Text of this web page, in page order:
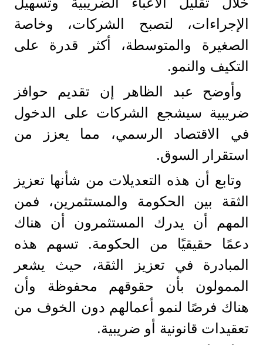
الإجراءات، لتصبح الشركات، وخاصة
الصغيرة والمتوسطة، أكثر قدرة على
التكيف والنمو.
وأوضح عبد الظاهر إن تقديم حوافز
ضريبية سيشجع الشركات على الدخول
في الاقتصاد الرسمي، مما يعزز من
استقرار السوق.
وتابع أن هذه التعديلات من شأنها تعزيز
الثقة بين الحكومة والمستثمرين، فمن
المهم أن يدرك المستثمرون أن هناك
دعمًا حقيقيًا من الحكومة. تسهم هذه
المبادرة في تعزيز الثقة، حيث يشعر
الممولون بأن حقوقهم محفوظة وأن
هناك فرصًا لنمو أعمالهم دون الخوف من
تعقيدات قانونية أو ضريبية.